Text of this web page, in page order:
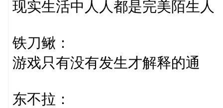
现实生活中人人都是完美陌生人
铁刀鳅：
游戏只有没有发生才解释的通
东不拉：